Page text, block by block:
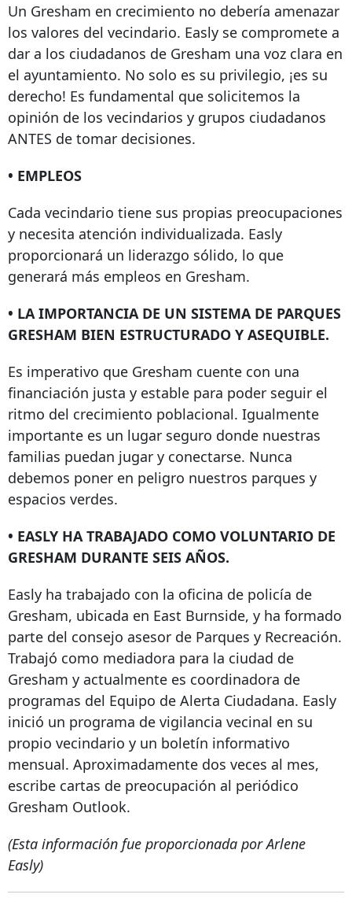
Un Gresham en crecimiento no debería amenazar
los valores del vecindario. Easly se compromete a
dar a los ciudadanos de Gresham una voz clara en
el ayuntamiento. No solo es su privilegio, ¡es su
derecho! Es fundamental que solicitemos la
opinión de los vecindarios y grupos ciudadanos
ANTES de tomar decisiones.
• EMPLEOS
Cada vecindario tiene sus propias preocupaciones
y necesita atención individualizada. Easly
proporcionará un liderazgo sólido, lo que
generará más empleos en Gresham.
• LA IMPORTANCIA DE UN SISTEMA DE PARQUES
GRESHAM BIEN ESTRUCTURADO Y ASEQUIBLE.
Es imperativo que Gresham cuente con una
financiación justa y estable para poder seguir el
ritmo del crecimiento poblacional. Igualmente
importante es un lugar seguro donde nuestras
familias puedan jugar y conectarse. Nunca
debemos poner en peligro nuestros parques y
espacios verdes.
• EASLY HA TRABAJADO COMO VOLUNTARIO DE
GRESHAM DURANTE SEIS AÑOS.
Easly ha trabajado con la oficina de policía de
Gresham, ubicada en East Burnside, y ha formado
parte del consejo asesor de Parques y Recreación.
Trabajó como mediadora para la ciudad de
Gresham y actualmente es coordinadora de
programas del Equipo de Alerta Ciudadana. Easly
inició un programa de vigilancia vecinal en su
propio vecindario y un boletín informativo
mensual. Aproximadamente dos veces al mes,
escribe cartas de preocupación al periódico
Gresham Outlook.
(Esta información fue proporcionada por Arlene
Easly)